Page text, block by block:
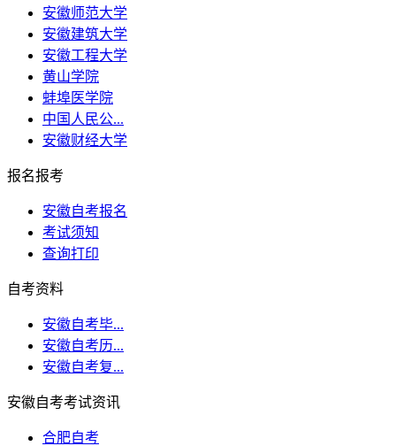
安徽师范大学
安徽建筑大学
安徽工程大学
黄山学院
蚌埠医学院
中国人民公...
安徽财经大学
报名报考
安徽自考报名
考试须知
查询打印
自考资料
安徽自考毕...
安徽自考历...
安徽自考复...
安徽自考考试资讯
合肥自考